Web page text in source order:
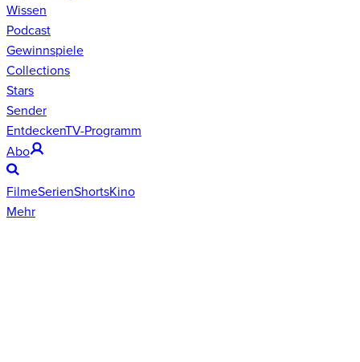
Wissen
Podcast
Gewinnspiele
Collections
Stars
Sender
EntdeckenTV-Programm
Abo
FilmeSerienShortsKino
Mehr